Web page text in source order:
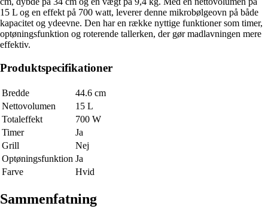
15 L og en effekt på 700 watt, leverer denne mikrobølgeovn på både
kapacitet og ydeevne. Den har en række nyttige funktioner som timer,
optøningsfunktion og roterende tallerken, der gør madlavningen mere
effektiv.
Produktspecifikationer
Bredde
44.6 cm
Nettovolumen
15 L
Totaleffekt
700 W
Timer
Ja
Grill
Nej
Optøningsfunktion Ja
Farve
Hvid
Sammenfatning